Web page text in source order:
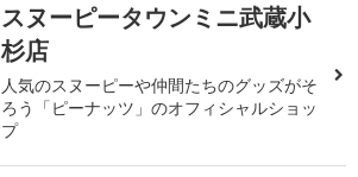
スヌーピータウンミニ武蔵小
杉店
人気のスヌーピーや仲間たちのグッズがそ
ろう「ピーナッツ」のオフィシャルショッ
プ